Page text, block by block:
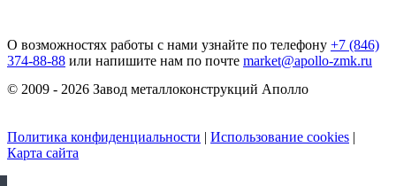
О возможностях работы с нами узнайте по телефону +7 (846)
374-88-88 или напишите нам по почте market@apollo-zmk.ru
© 2009 - 2026 Завод металлоконструкций Аполло
Политика конфиденциальности | Использование cookies |
Карта сайта